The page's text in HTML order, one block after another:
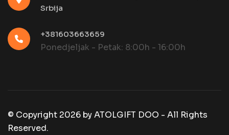
Srbija
+381603663659
Ponedjeljak - Petak: 8:00h - 16:00h
© Copyright 2026 byATOLGIFT DOO - All Rights
Reserved.